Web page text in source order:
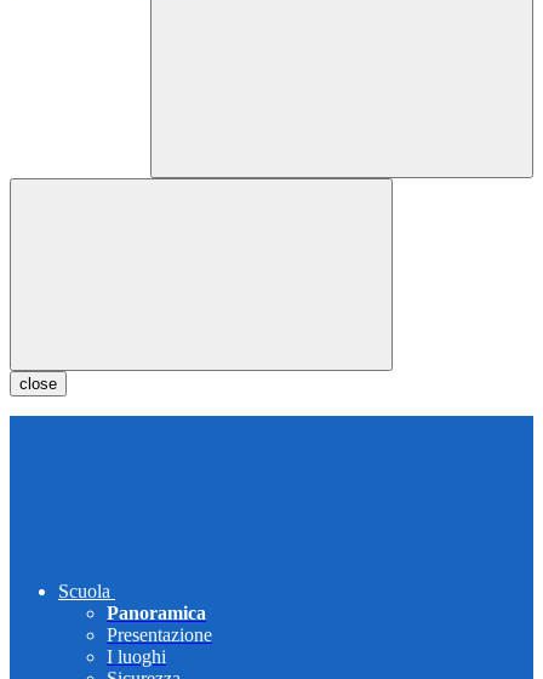
close
Scuola
Panoramica
Presentazione
I luoghi